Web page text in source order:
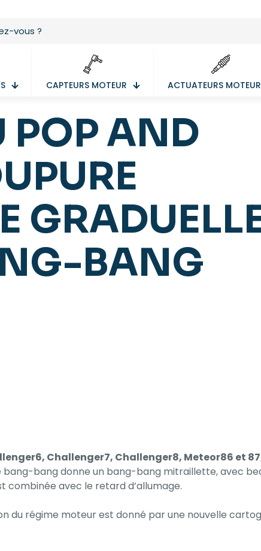
CAPTEURS MOTEUR ACTUATEURS MOTEUR
POP AND
BANG
Challenger7, Challenger8, Meteor86 et
bang-bang donne un bang-bang mitraillette, avec
combinée avec le retard d’allumage.
du régime moteur est donné par une nouvelle